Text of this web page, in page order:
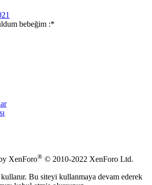
bebeğim :*
XenForo® © 2010-2022 XenForo Ltd.
Bu siteyi kullanmaya devam ederek